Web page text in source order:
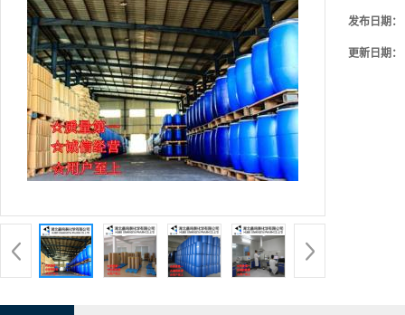
发布日期：
更新日期：